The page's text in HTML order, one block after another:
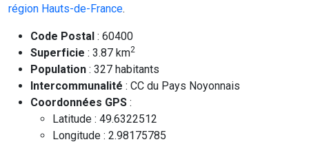
région Hauts-de-France.
Code Postal : 60400
Superficie : 3.87 km2
Population : 327 habitants
Intercommunalité : CC du Pays Noyonnais
Coordonnées GPS :
Latitude : 49.6322512
Longitude : 2.98175785